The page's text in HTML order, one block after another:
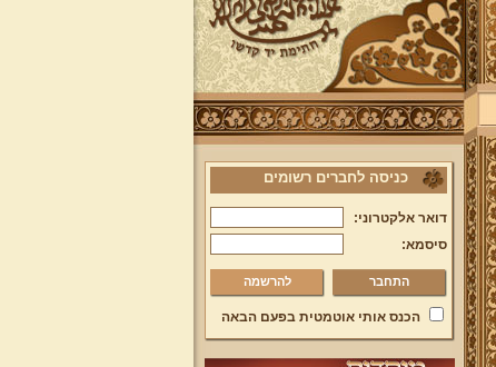
כניסה לחברים רשומים
דואר אלקטרוני:
סיסמא:
להרשמה
הכנס אותי אוטמטית בפעם הבאה